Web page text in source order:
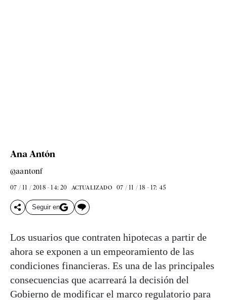
Ana Antón
@aantonf
07 / 11 / 2018 - 14: 20 ACTUALIZADO 07 / 11 / 18 - 17: 45
Seguir en
Los usuarios que contraten hipotecas a partir de
ahora se exponen a un empeoramiento de las
condiciones financieras. Es una de las principales
consecuencias que acarreará la decisión del
Gobierno de modificar el marco regulatorio para